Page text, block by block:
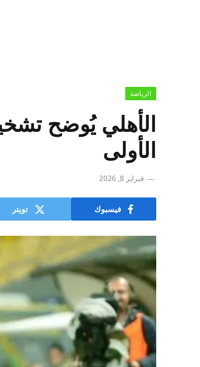
الرياضة
الأهلي يُوضح
الأولى
فبراير 8, 2026
فيسبوك تويتر